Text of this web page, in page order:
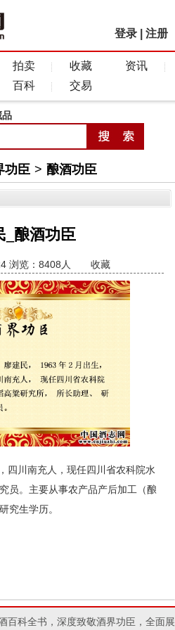
登录 注册
拍卖 收藏
资讯
百科 交易
品
功臣 > 酿酒功臣
_酿酒功臣
浏览：8408人 收藏
川南充人，现任四川省农科院水
员。主要从事农产品产后加工（酿
究生学历。
百科全书，深度致敬酒界功臣，全面展